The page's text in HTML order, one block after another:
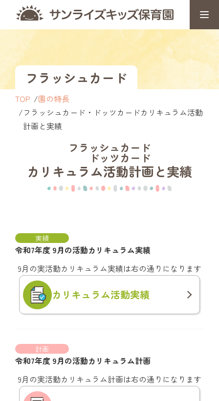
フラッシュカード
TOP
園の特長
フラッシュカード・ドッツカードカリキュラム活動
計画と実績
フラッシュカード
ドッツカード
カリキュラム活動計画と実績
実績
令和7年度 9月の活動カリキュラム実績
9月の実活動カリキュラム実績は右の通りになります
カリキュラム活動実績
計画
令和7年度 9月の活動カリキュラム計画
9月の実活動カリキュラム計画は右の通りになります